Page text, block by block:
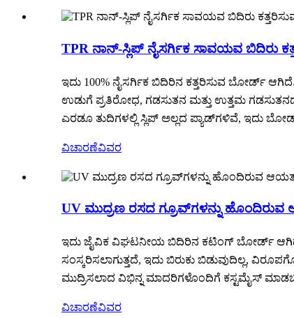
TPR ನಾನ್-ಸ್ಲಿಪ್ ನೈಸರ್ಗಿಕ ಸಾವಯವ ಬಿದಿರು
ಇದು 100% ನೈಸರ್ಗಿಕ ಬಿದಿರಿನ ಕತ್ತರಿಸುವ ಬೋರ್ಡ್
ಉಡುಗೆ ಪ್ರತಿರೋಧ, ಗಡಸುತನ ಮತ್ತು ಉತ್ತಮ
ಎರಡೂ ತುದಿಗಳಲ್ಲಿ ಸ್ಲಿಪ್ ಅಲ್ಲದ ಪ್ಯಾಡ್‌ಗಳಿವೆ, ಇದು
ವಿಚಾರಣೆವಿವರ
UV ಮುದ್ರಣ ರಸದ ಗ್ರೂವ್‌ಗಳನ್ನು ಹೊಂದಿರುವ
ಇದು ಜೈವಿಕ ವಿಘಟನೀಯ ಬಿದಿರಿನ ಕಟಿಂಗ್ ಬೋರ್ಡ್ ಆಗಿದೆ.
ಸಂಸ್ಕರಿಸಲಾಗುತ್ತದೆ, ಇದು ಬಿರುಕು ಬಿಡುವುದಿಲ್ಲ,
ಮುದ್ರಿಸಲಾದ ವಿಭಿನ್ನ ಮಾದರಿಗಳೊಂದಿಗೆ ಕಸ್ಟಮೈಸ್
ವಿಚಾರಣೆವಿವರ